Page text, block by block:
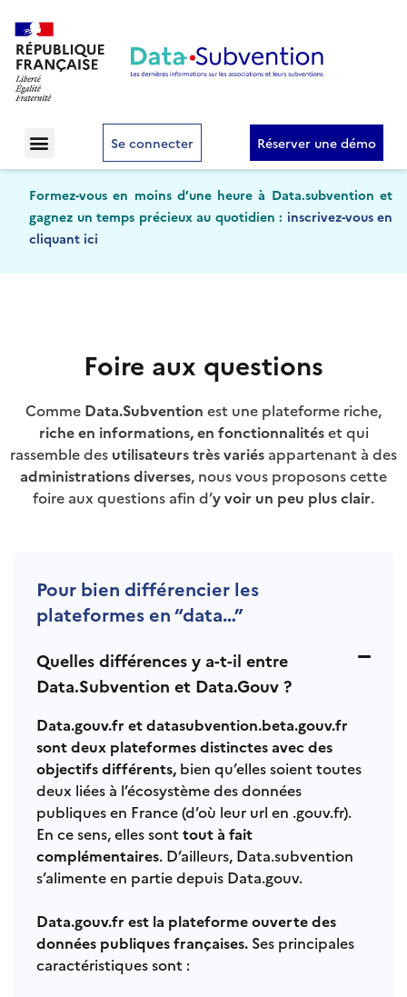
Se connecter Réserver une démo
Formez-vous en moins d’une heure à Data.subvention et
gagnez un temps précieux au quotidien : inscrivez-vous en
cliquant ici
Foire aux questions
Comme Data.Subvention est une plateforme riche,
riche en informations, en fonctionnalitéset qui
rassemble des utilisateurs très variés appartenant à des
administrations diverses, nous vous proposons cette
foire aux questions afin d’y voir un peu plus clair.
Pour bien différencier les
plateformes en “data…”
Quelles différences y a-t-il entre
Data.Subvention et Data.Gouv ?
Data.gouv.fr et datasubvention.beta.gouv.fr
sont deux plateformes distinctes avec des
objectifs différents, bien qu’elles soient toutes
deux liées à l’écosystème des données
publiques en France (d’où leur url en .gouv.fr).
En ce sens, elles sonttout à fait
complémentaires. D’ailleurs, Data.subvention
s’alimente en partie depuis Data.gouv.
Data.gouv.fr est la plateforme ouverte des
données publiques françaises. Ses principales
caractéristiques sont :